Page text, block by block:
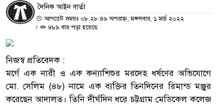
দৈনিক আইন বার্তা
আপডেট সময়ঃ ০৮:২৮:৪৯ অপরাহ্ন, মঙ্গলবার, ১ মার্চ ২০২২
/
৪৮৯ বার পড়া হয়েছে
নিজস্ব প্রতিবেদক :
মর্গে এক নারী ও এক কন্যাশিশুর মরদেহ ধর্ষণের অভিযোগে
মো. সেলিম (৪৮) নামে এক ব্যক্তির তিনদিনের রিমান্ড মঞ্জুর
করেছেন আদালত। তিনি দীর্ঘদিন ধরে চট্টগ্রাম মেডিকেল কলেজ